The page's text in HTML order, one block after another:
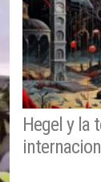
Hegel y la